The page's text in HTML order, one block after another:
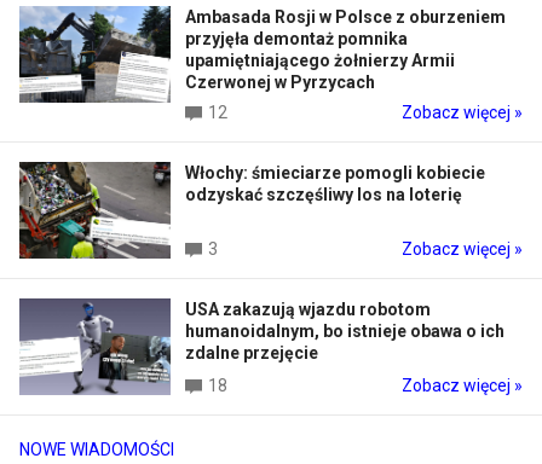
NOWE WIADOMOŚCI
Ambasada Rosji w Polsce z oburzeniem
przyjęła demontaż pomnika
upamiętniającego żołnierzy Armii
Czerwonej w Pyrzycach
12
Zobacz więcej »
Włochy: śmieciarze pomogli kobiecie
odzyskać szczęśliwy los na loterię
3 Zobacz więcej »
USA zakazują wjazdu robotom
humanoidalnym, bo istnieje obawa o ich
zdalne przejęcie
18
Zobacz więcej »